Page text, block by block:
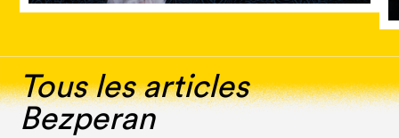
Tous les articles
Bezperan